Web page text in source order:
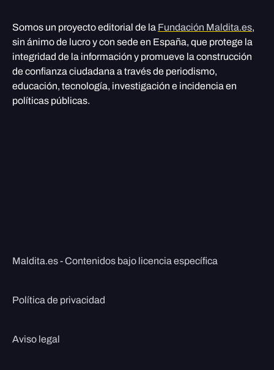
Somos un proyecto editorial de la Fundación Maldita.es,
sin ánimo de lucro y con sede en España, que protege la
integridad de la información y promueve la construcción
de confianza ciudadana a través de periodismo,
educación, tecnología, investigación e incidencia en
políticas públicas.
Maldita.es - Contenidos bajo licencia específica
Política de privacidad
Aviso legal